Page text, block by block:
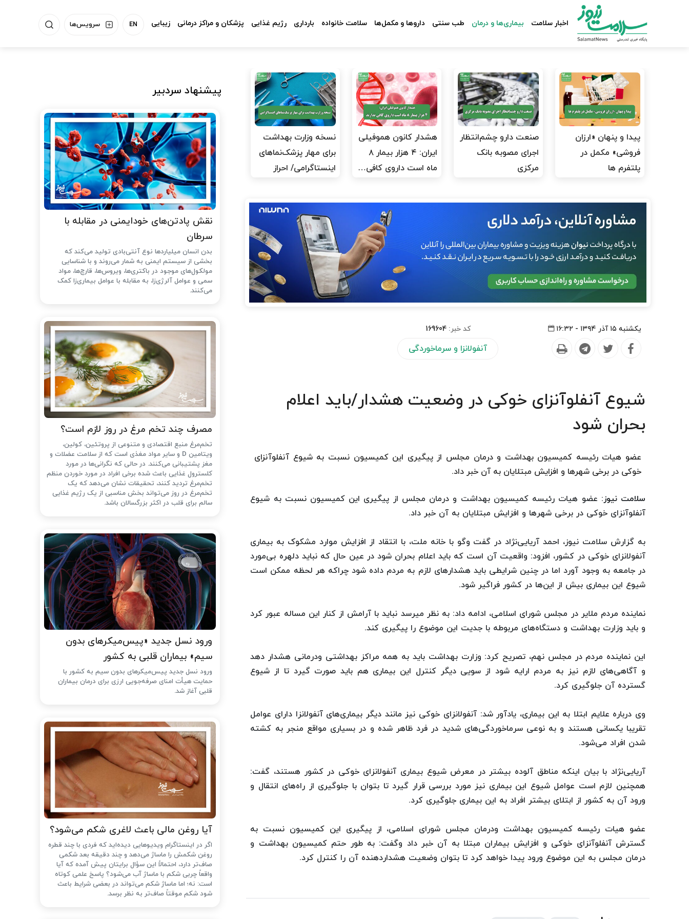
سرویس‌ها EN اخبار سلامت بیماری‌ها و درمان طب سنتی داروها و مکمل‌ها سلامت خانواده بارداری رژیم غذایی پزشکان و مراکز درمانی زیبایی
پیدا و پنهان «ارزان
فروشی» مکمل در
پلتفرم ها
صنعت دارو چشم‌انتظار
اجرای مصوبه بانک
مرکزی
هشدار کانون هموفیلی
ایران: ۴ هزار بیمار ۸
ماه است داروی کافی…
نسخه وزارت بهداشت
برای مهار پزشک‌نماهای
اینستاگرامی/ احراز
یکشنبه ۱۵ آذر ۱۳۹۴ - ۱۶:۳۲ کد خبر:169604
آنفولانزا و سرماخوردگی
شیوع آنفلوآنزای خوکی در وضعیت هشدار/باید اعلام
بحران شود
عضو هیات رئیسه کمیسیون بهداشت و درمان مجلس از پیگیری این کمیسیون نسبت به شیوع آنفلوآنزای
خوکی در برخی شهرها و افزایش مبتلایان به آن خبر داد.
سلامت نیوز: عضو هیات رئیسه کمیسیون بهداشت و درمان مجلس از پیگیری این کمیسیون نسبت به شیوع
آنفلوآنزای خوکی در برخی شهرها و افزایش مبتلایان به آن خبر داد.
به گزارش سلامت نیوز، احمد آریایی‌نژاد در گفت وگو با خانه ملت، با انتقاد از افزایش موارد مشکوک به بیماری
آنفولانزای خوکی در کشور، افزود: واقعیت آن است که باید اعلام بحران شود در عین حال که نباید دلهره بی‌مورد
در جامعه به وجود آورد اما در چنین شرایطی باید هشدارهای لازم به مردم داده شود چراکه هر لحظه ممکن است
شیوع این بیماری بیش از این‌ها در کشور فراگیر شود.
نماینده مردم ملایر در مجلس شورای اسلامی، ادامه داد: به نظر میر‌سد نباید با آرامش از کنار این مساله عبور کرد
و باید وزارت بهداشت و دستگاه‌های مربوطه با جدیت این موضوع را پیگیری کند.
این نماینده مردم در مجلس نهم، تصریح کرد: وزارت بهداشت باید به همه مراکز بهداشتی ودرمانی هشدار دهد
و آگاهی‌‌های لازم نیز به مردم ارایه شود از سویی دیگر کنترل این بیماری هم باید صورت گیرد تا از شیوع
گسترده آن جلوگیری کرد.
وی درباره علایم ابتلا به این بیماری، یادآور شد: آنفولانزای خوکی نیز مانند دیگر بیماری‌های آنفولانزا دارای عوامل
تقریبا یکسانی هستند و به نوعی سرماخوردگی‌های شدید در فرد ظاهر شده و در بسیاری مواقع منجر به کشته
شدن افراد می‌شود.
آریایی‌نژاد با بیان اینکه مناطق آلوده بیشتر در معرض شیوع بیماری آنفولانزای خوکی در کشور هستند، گفت:
همچنین لازم است عوامل شیوع این بیماری نیز مورد بررسی قرار گیرد تا بتوان با جلوگیری از راه‌های انتقال و
ورود آن به کشور از ابتلای بیشتر افراد به این بیماری جلوگیری کرد.
عضو هیات رئیسه کمیسیون بهداشت ودرمان مجلس شورای اسلامی، از پیگیری این کمیسیون نسبت به
گسترش آنفلوآنزای خوکی و افزایش بیماران مبتلا به آن خبر داد وگفت: به طور حتم کمیسیون بهداشت و
درمان مجلس به این موضوع ورود پیدا خواهد کرد تا بتوان وضعیت هشداردهنده آن را کنترل کرد.
پیشنهاد سردبیر
نقش پادتن‌های خودایمنی در مقابله با
سرطان
بدن انسان میلیاردها نوع آنتی‌بادی تولید می‌کند که
بخشی از سیستم ایمنی به شمار می‌روند و با شناسایی
مولکول‌های موجود در باکتری‌ها، ویروس‌ها، قارچ‌ها، مواد
سمی و عوامل آلرژی‌زا، به مقابله با عوامل بیماری‌زا کمک
می‌کنند.
مصرف چند تخم مرغ در روز لازم است؟
تخم‌مرغ منبع اقتصادی و متنوعی از پروتئین، کولین،
ویتامین D و سایر مواد مغذی است که از سلامت عضلات و
مغز پشتیبانی می‌کنند. در حالی که نگرانی‌ها در مورد
کلسترول غذایی باعث شده ‌برخی افراد در مورد خوردن منظم
تخم‌مرغ تردید کنند، تحقیقات نشان می‌دهد که یک
تخم‌مرغ در روز می‌تواند بخش مناسبی از یک رژیم غذایی
سالم برای قلب در اکثر بزرگسالان باشد.
ورود نسل جدید «پیس‌میکرهای بدون
سیم» بیماران قلبی به کشور
ورود نسل جدید پیس‌میکرهای بدون سیم به کشور با
حمایت هیأت امنای صرفه‌جویی ارزی برای درمان بیماران
قلبی آغاز شد.
آیا روغن مالی باعث لاغری شکم می‌شود؟
اگر در اینستاگرام ویدیوهایی دیده‌اید که فردی با چند قطره
روغن شکمش را ماساژ می‌دهد و چند دقیقه بعد شکمی
صاف‌تر دارد، احتمالاً این سؤال برایتان پیش آمده که آیا
واقعاً چربی شکم با ماساژ آب می‌شود؟ پاسخ علمی کوتاه
است: نه؛ اما ماساژ شکم می‌تواند در بعضی شرایط باعث
شود شکم موقتاً صاف‌تر به نظر برسد.